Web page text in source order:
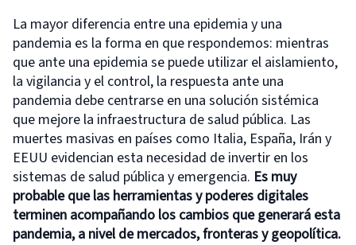
La mayor diferencia entre una epidemia y una
pandemia es la forma en que respondemos: mientras
que ante una epidemia se puede utilizar el aislamiento,
la vigilancia y el control, la respuesta ante una
pandemia debe centrarse en una solución sistémica
que mejore la infraestructura de salud pública. Las
muertes masivas en países como Italia, España, Irán y
EEUU evidencian esta necesidad de invertir en los
sistemas de salud pública y emergencia. Es muy
probableque las herramientas y poderes digitales
terminen acompañando los cambios que generará esta
pandemia, a nivel demercados, fronteras ygeopolítica.